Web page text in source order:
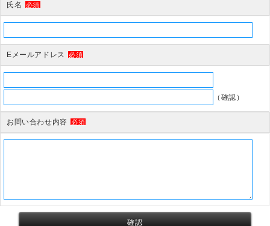
氏名 必須
Eメールアドレス 必須
（確認）
お問い合わせ内容 必須